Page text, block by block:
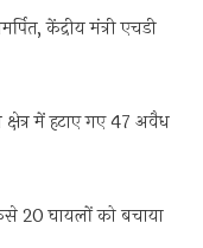
केंद्रीय मंत्री एचडी
में हटाए गए 47 अवैध
20 घायलों को बचाया